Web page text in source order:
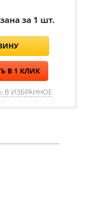
за 1 шт.
В 1 КЛИК
В ИЗБРАННОЕ